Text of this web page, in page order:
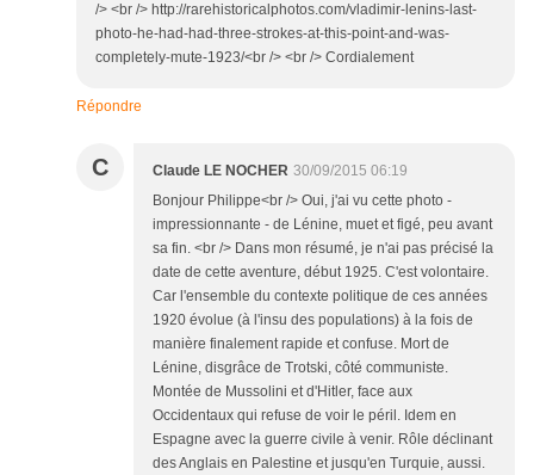
/> <br /> http://rarehistoricalphotos.com/vladimir-lenins-last-
photo-he-had-had-three-strokes-at-this-point-and-was-
completely-mute-1923/<br /> <br /> Cordialement
Répondre
C Claude LE NOCHER 30/09/2015 06:19
Bonjour Philippe<br /> Oui, j'ai vu cette photo -
impressionnante - de Lénine, muet et figé, peu avant
sa fin. <br /> Dans mon résumé, je n'ai pas précisé la
date de cette aventure, début 1925. C'est volontaire.
Car l'ensemble du contexte politique de ces années
1920 évolue (à l'insu des populations) à la fois de
manière finalement rapide et confuse. Mort de
Lénine, disgrâce de Trotski, côté communiste.
Montée de Mussolini et d'Hitler, face aux
Occidentaux qui refuse de voir le péril. Idem en
Espagne avec la guerre civile à venir. Rôle déclinant
des Anglais en Palestine et jusqu'en Turquie, aussi.